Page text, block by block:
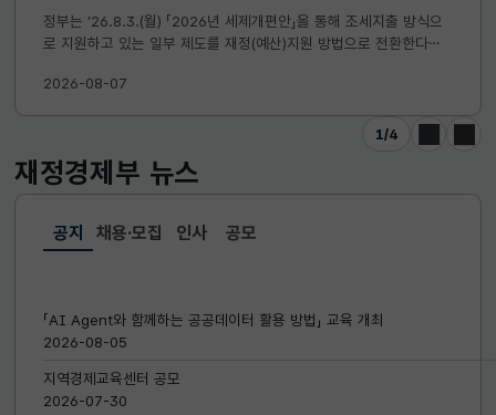
정부는 ’26.8.3.(월) 「2026년 세제개편안」을 통해 조세지출 방식으
로 지원하고 있는 일부 제도를 재정(예산)지원 방법으로 전환한다고
2026-08-07
1/4
이전 다음
재정경제부 뉴스
공지
선택됨
공지
「AI Agent와 함께하는 공공데이터 활용 방법」 교육 개최
2026-08-05
지역경제교육센터 공모
2026-07-30
채용·모집 인사 공모